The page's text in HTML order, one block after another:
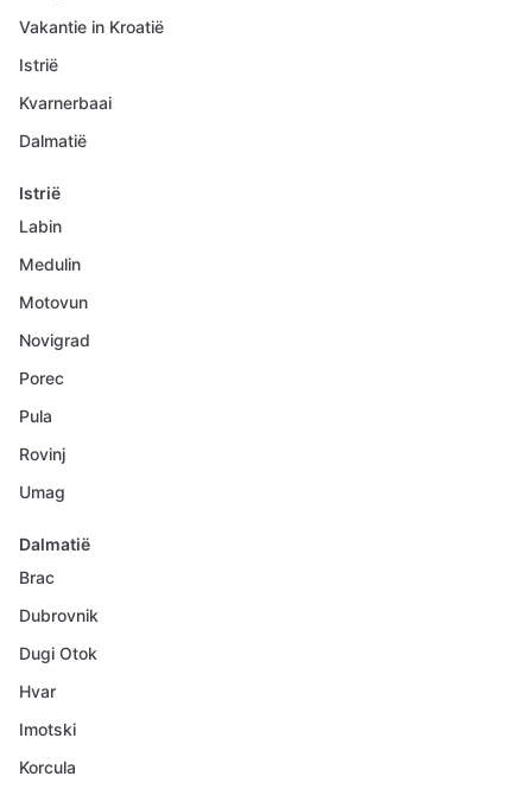
Vakantie in Kroatië
Istrië
Kvarnerbaai
Dalmatië
Istrië
Labin
Medulin
Motovun
Novigrad
Porec
Pula
Rovinj
Umag
Dalmatië
Brac
Dubrovnik
Dugi Otok
Hvar
Imotski
Korcula